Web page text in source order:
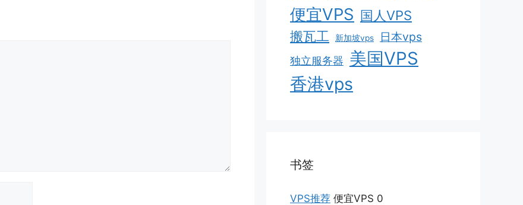
便宜VPS 国人VPS
搬瓦工
新加坡vps 日本vps
独立服务器 美国VPS
香港vps
书签
VPS推荐 便宜VPS 0